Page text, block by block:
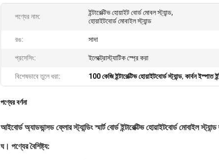
পণ্যের নাম:
ইন্টারেক্টিভ হোয়াইট বোর্ড মোবল স্ট্যান্ড,
হোয়াইটবোর্ড মোবাইল স্ট্যান্ড
রঙ: সাদা
প্রসেসিং: ইলেক্ট্রোস্ট্যাটিক স্প্রে করা
বিশেষভাবে তুলে ধরা: 100 কেজি ইন্টারেক্টিভ হোয়াইটবোর্ড স্ট্যান্ড, কার্বন ইস্পাত
পণ্যের বর্ণনা
আইবোর্ড অ্যাডভান্সড ফ্লোর স্ট্যান্ডিং স্মার্ট বোর্ড ইন্টারেক্টিভ হোয়াইটবোর্ড মোবাইল
ঘ। পণ্যের বৈশিষ্ট্য: